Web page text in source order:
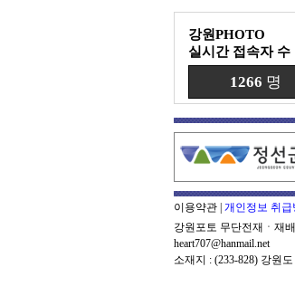
강원PHOTO
실시간 접속자 수
1266 명
이용약관 개인정보 취급
강원포토 무단전재ㆍ재
heart707@hanmail.net
소재지 : (233-828) 강원